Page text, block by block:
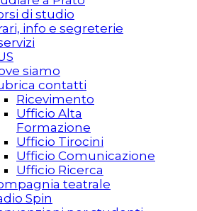
di studio
info e segreterie
siamo
contatti
Ricevimento
Ufficio Alta
Formazione
Ufficio Tirocini
Ufficio Comunicazione
Ufficio Ricerca
teatrale
Spin